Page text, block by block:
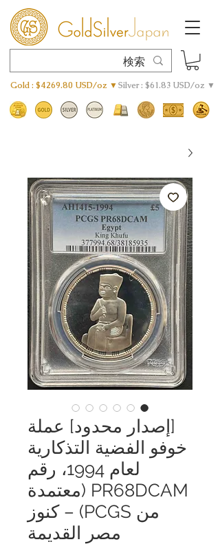
Gold : $4269.80 USD/oz ▼Silver : $61.83 USD/oz ▼
[إصدار محدود] عملة
خوفو الفضية التذكارية
لعام 1994، رقم
PR68DCAM (معتمدة
من PCGS) – كنوز
مصر القديمة